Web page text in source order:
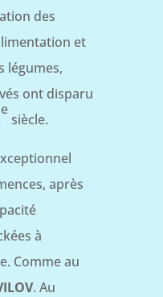
des
et
légumes,
ont disparu
e
siècle.
après
à
Comme au
. Au